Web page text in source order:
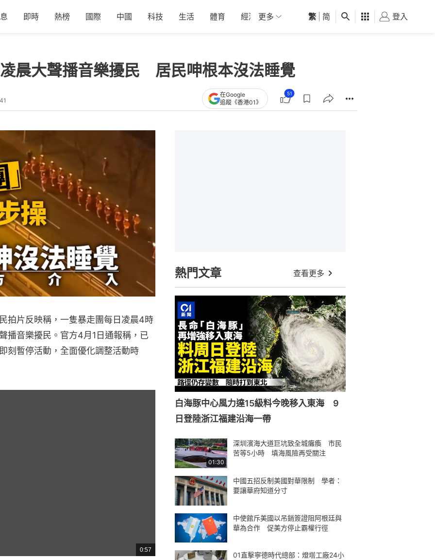
即時 熱榜 國際 中國 科技 生活 體育 經濟 01深圳 觀點 健康 好食玩飛
更多 繁 简 登入
晨大聲播音樂擾民 居民呻根本沒法睡覺
在Google
追蹤《香港01》
51
拍片反映稱，一隻暴走團每日凌晨4時
播音樂擾民。官方4月1日通報稱，已
刻暫停活動，全面優化調整活動時
總
共
0:57
熱門文章 查看更多
白海豚中心風力達15級料今晚移入東海 9
日登陸浙江福建沿海一帶
01:30
深圳濱海大道巨坑致全城癱瘓 市民
苦等5小時 填海風險再受關注
中國五招反制美國對華限制 學者：
要讓華府知道分寸
中使館斥美國以吊銷簽證阻阿根廷與
華為合作 促美方停止霸權行徑
01直擊寧德時代總部：燈塔工廠24小